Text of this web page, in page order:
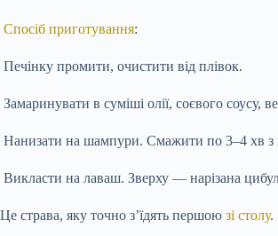
Спосіб приготування:
Печінку промити, очистити від плівок.
Замаринувати в суміші олії, соєвого соусу,
Нанизати на шампури. Смажити по 3–4 хв з
Викласти на лаваш. Зверху — нарізана
Це страва, яку точно з’їдять першою зі столу.